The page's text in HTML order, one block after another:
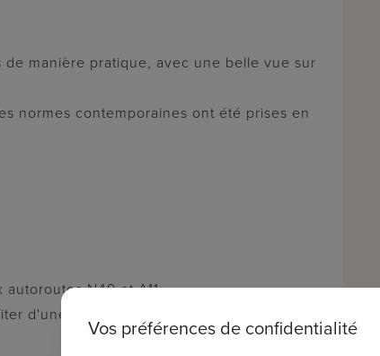
manière pratique, avec une belle vue sur
normes contemporaines ont été prises en
N49 et A11.
d'une belle balade à vélo le long du
Vos préférences de confidentialité